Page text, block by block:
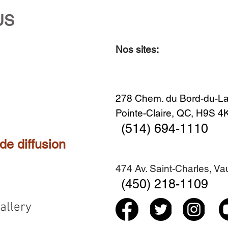
Aperçu rapide
Premier Hiver
Aperçu rapide
Centre-ville no. 18
Aperçu rapide
Sans titre
Aperçu rapide
Diner en famille no. 2
Nos sites:
278 Chem. du Bord-du-
Pointe-Claire, QC, H9S
diffusion
(514) 694-1110
474 Av. Saint-Charles,
(450) 218-1109